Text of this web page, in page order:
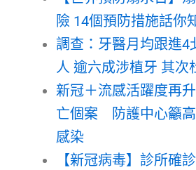
險 14個預防措施話你
調查：牙醫月均跟進4
人 逾六成涉植牙 其次
新冠＋流感活躍度再
亡個案 防護中心籲
感染
【新冠病毒】診所確